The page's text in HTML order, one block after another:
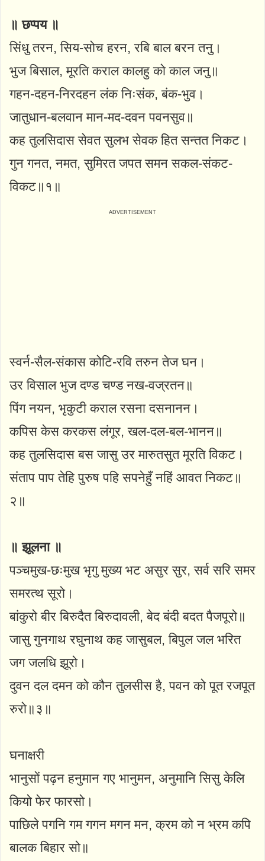
॥ छप्पय ॥
सिंधु तरन, सिय-सोच हरन, रबि बाल बरन तनु।
भुज बिसाल, मूरति कराल कालहु को काल जनु॥
गहन-दहन-निरदहन लंक निःसंक, बंक-भुव।
जातुधान-बलवान मान-मद-दवन पवनसुव॥
कह तुलसिदास सेवत सुलभ सेवक हित सन्तत निकट।
गुन गनत, नमत, सुमिरत जपत समन सकल-संकट-
विकट॥१॥
स्वर्न-सैल-संकास कोटि-रवि तरुन तेज घन।
उर विसाल भुज दण्ड चण्ड नख-वज्रतन॥
पिंग नयन, भृकुटी कराल रसना दसनानन।
कपिस केस करकस लंगूर, खल-दल-बल-भानन॥
कह तुलसिदास बस जासु उर मारुतसुत मूरति विकट।
संताप पाप तेहि पुरुष पहि सपनेहुँ नहिं आवत निकट॥
२॥
॥ झूलना ॥
पञ्चमुख-छःमुख भृगु मुख्य भट असुर सुर, सर्व सरि समर
समरत्थ सूरो।
बांकुरो बीर बिरुदैत बिरुदावली, बेद बंदी बदत पैजपूरो॥
जासु गुनगाथ रघुनाथ कह जासुबल, बिपुल जल भरित
जग जलधि झूरो।
दुवन दल दमन को कौन तुलसीस है, पवन को पूत रजपूत
रुरो॥३॥
घनाक्षरी
भानुसों पढ़न हनुमान गए भानुमन, अनुमानि सिसु केलि
कियो फेर फारसो।
पाछिले पगनि गम गगन मगन मन, क्रम को न भ्रम कपि
बालक बिहार सो॥